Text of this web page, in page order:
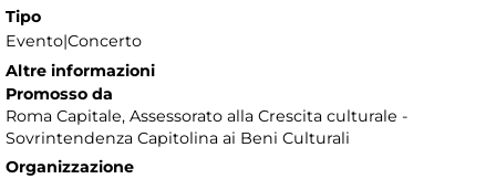
Tipo
Evento|Concerto
Altre informazioni
Promosso da
Roma Capitale, Assessorato alla Crescita culturale -
Sovrintendenza Capitolina ai Beni Culturali
Organizzazione